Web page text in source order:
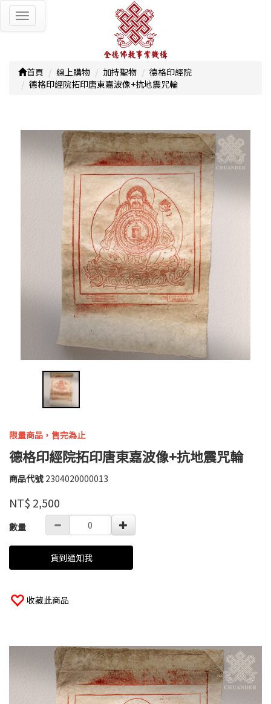
Toggle
navigation
首頁 線上購物 加持聖物
德格印經院
德格印經院拓印唐東嘉波像+抗地震咒輪
限量商品，售完為止
德格印經院拓印唐東嘉波像+抗地震咒輪
商品代號 2304020000013
2304020000013
品牌
高
婉
瑜
NT$ 2,500
GOODS000000000000004220517
數量
貨到通知我
收藏此商品